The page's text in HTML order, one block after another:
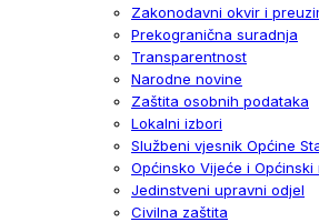
Zakonodavni okvir i
Prekogranična suradnja
Transparentnost
Narodne novine
Zaštita osobnih podataka
Lokalni izbori
Službeni vjesnik Općine
Općinsko Vijeće i Općinski
Jedinstveni upravni odjel
Civilna zaštita